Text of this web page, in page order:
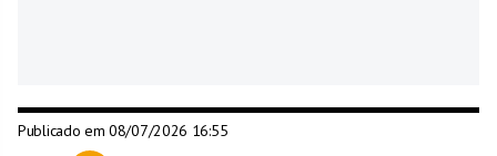
Publicado em 08/07/2026 16:55